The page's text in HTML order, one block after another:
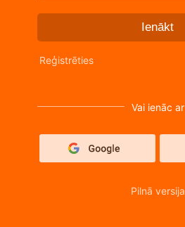
Ienākt
Reģistrēties
Vai ienāc ar
Pilnā versija